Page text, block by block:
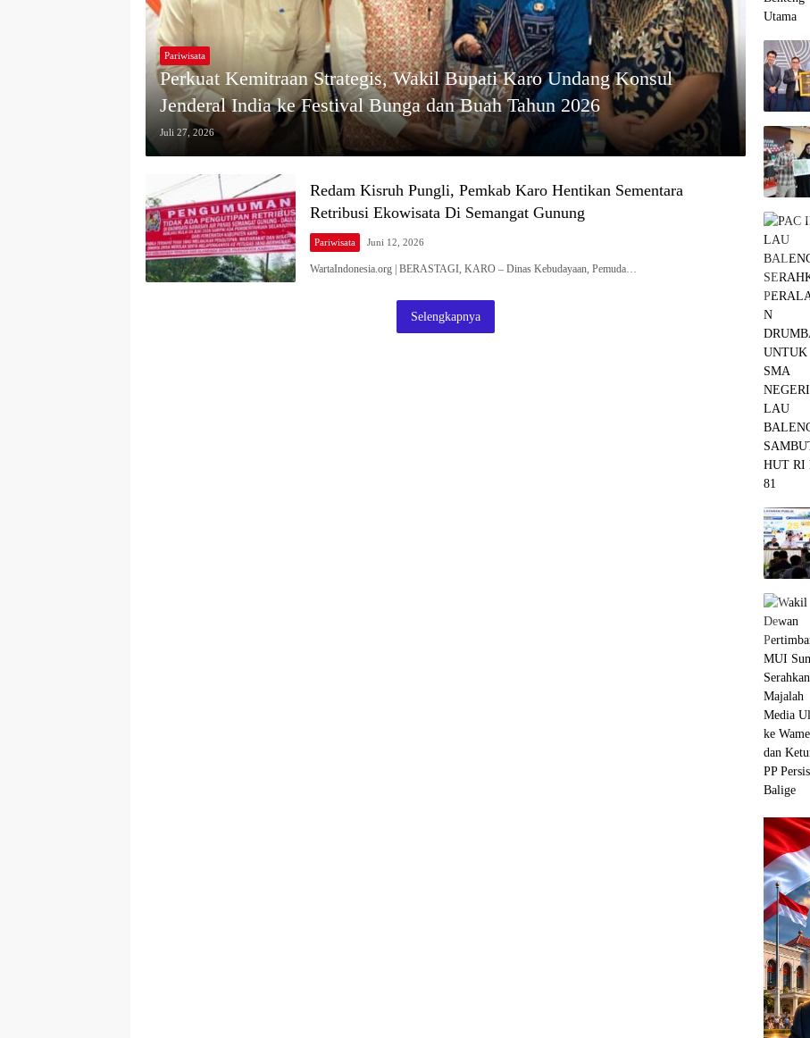
Pariwisata
Perkuat Kemitraan Strategis, Wakil Bupati Karo Undang Konsul
Jenderal India ke Festival Bunga dan Buah Tahun 2026
Juli 27, 2026
Redam Kisruh Pungli, Pemkab Karo Hentikan Sementara
Retribusi Ekowisata Di Semangat Gunung
Pariwisata Juni 12, 2026
WartaIndonesia.org | BERASTAGI, KARO – Dinas Kebudayaan, Pemuda…
Selengkapnya